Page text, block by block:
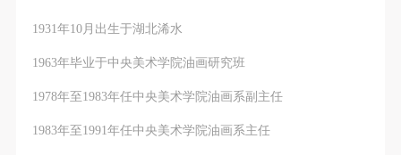
1931年10月出生于湖北浠水
1963年毕业于中央美术学院油画研究班
1978年至1983年任中央美术学院油画系副主任
1983年至1991年任中央美术学院油画系主任